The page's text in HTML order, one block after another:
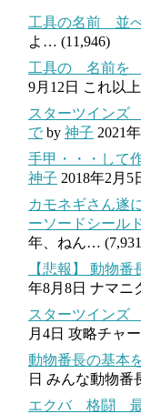
工具の名前 並
よ… (11,946)
工具の 名前を
9月12日 これ以
スターツイン
で by 神子 2021
手甲・・・して
神子 2018年2月5
カモネギさん遂
ーソードシール
年、ねん…
【悲報】 動物
年8月8日 ナマニ
スターツイン
月4日 攻略チャ
動物番長の基本
日 みんな動物番
エクバ 格闘